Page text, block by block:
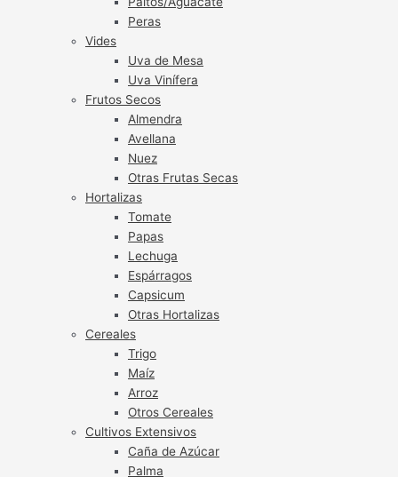
Peras
Vides
Uva de Mesa
Uva Vinífera
Frutos Secos
Almendra
Avellana
Nuez
Otras Frutas Secas
Hortalizas
Tomate
Papas
Lechuga
Espárragos
Capsicum
Otras Hortalizas
Cereales
Trigo
Maíz
Arroz
Otros Cereales
Cultivos Extensivos
Caña de Azúcar
Palma